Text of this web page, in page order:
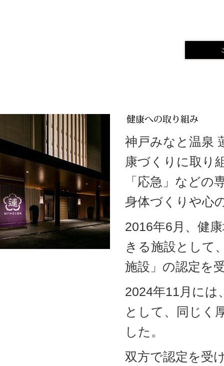
神戸みなと温泉
康づくりに取り
「応急」など
身体づくりや心
2016年6月、健
きる施設として
施設」の認定を
2024年11月には
として、同じく
した。
双方で認定を受